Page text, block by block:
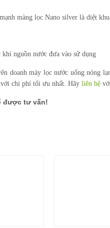
màng lọc Nano silver là diệt
nguồn nước đưa vào sử dụng
doanh máy lọc nước uống nóng
với chi phí tối ưu nhất. Hãy liên hệ
được tư vấn!